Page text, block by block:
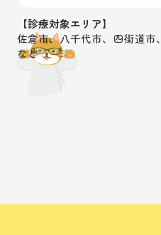
【診療対象エリア】
佐倉市、八千代市、四街道
など